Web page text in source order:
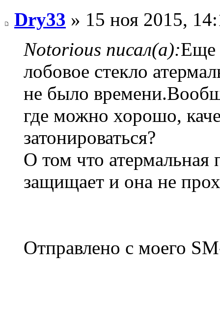
Dry33 » 15 ноя 2015,
Notorious писал(а):Еще
лобовое стекло
не было
где можно хорошо,
затонироваться?
О том что атермальная
защищает и она не
Отправлено с моего